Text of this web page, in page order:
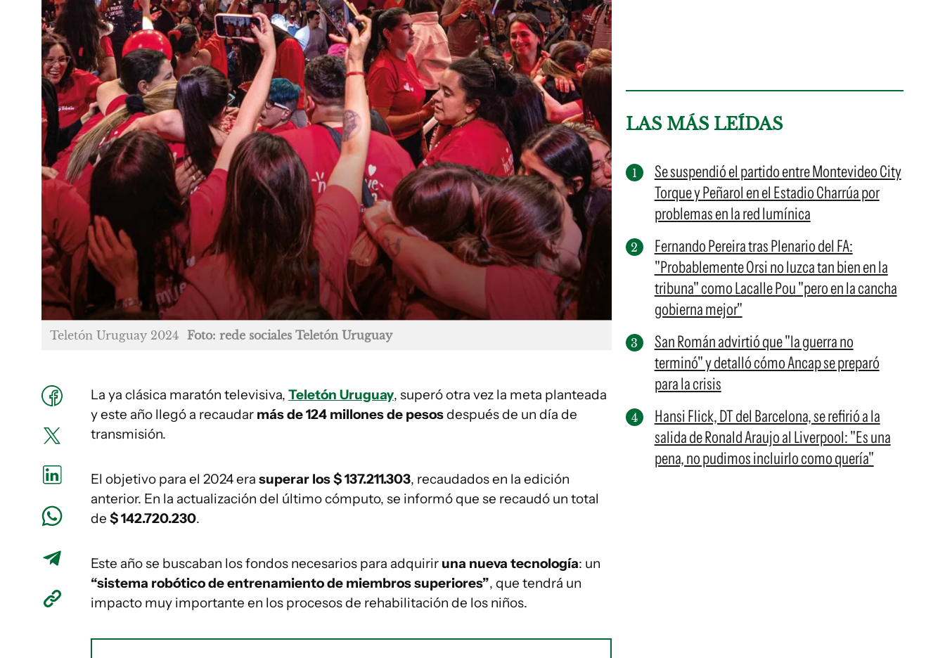
Teletón Uruguay 2024 Foto: rede sociales Teletón Uruguay
La ya clásica maratón televisiva, Teletón Uruguay, superó otra vez la meta planteada
y este año llegó a recaudar más de 124 millones de pesosdespués de un día de
transmisión.
El objetivo para el 2024 era superar los $ 137.211.303, recaudados en la edición
anterior. En la actualización del último cómputo, se informó que se recaudó un total
de $ 142.720.230.
Este año se buscaban los fondos necesarios para adquirir una nueva tecnología: un
“sistema robótico de entrenamiento de miembros superiores”, que tendrá un
impacto muy importante en los procesos de rehabilitación de los niños.
LAS MÁS LEÍDAS
Se suspendió el partido entre Montevideo City
Torque y Peñarol en el Estadio Charrúa por
problemas en la red lumínica
Fernando Pereira tras Plenario del FA:
"Probablemente Orsi no luzca tan bien en la
tribuna" como Lacalle Pou "pero en la cancha
gobierna mejor"
San Román advirtió que "la guerra no
terminó" y detalló cómo Ancap se preparó
para la crisis
Hansi Flick, DT del Barcelona, se refirió a la
salida de Ronald Araujo al Liverpool: "Es una
pena, no pudimos incluirlo como quería"